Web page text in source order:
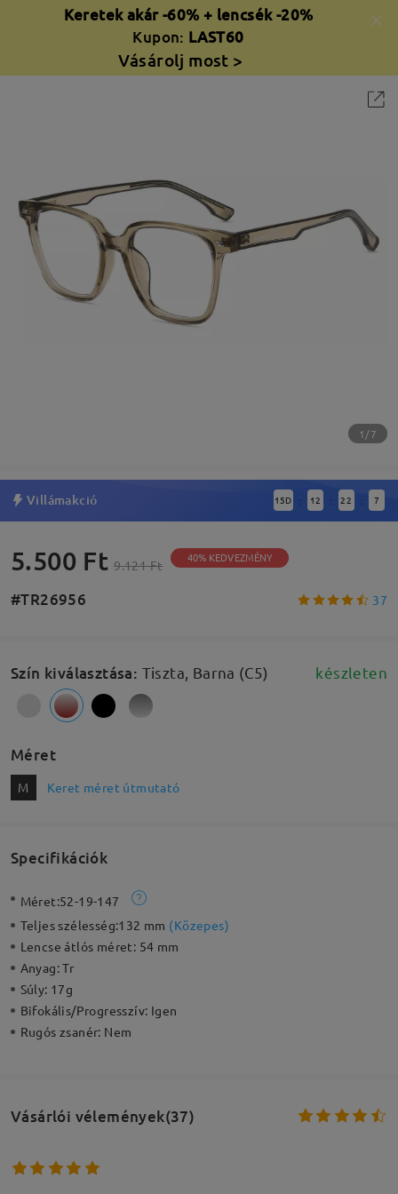
Keretek akár -60% + lencsék -20%
Kupon: LAST60
Vásárolj most >
1/7
Villámakció 15D : 12 : 22 : 6
5.500 Ft 9.121 Ft 40% KEDVEZMÉNY
#TR26956 37
Szín kiválasztása: Tiszta, Barna (C5) készleten
Méret
M Keret méret útmutató
Specifikációk
Méret:52-19-147
Teljes szélesség:132 mm (Közepes)
Lencse átlós méret: 54 mm
Anyag:Tr
Súly: 17g
Bifokális/Progresszív: Igen
Rugós zsanér: Nem
Vásárlói vélemények(37)